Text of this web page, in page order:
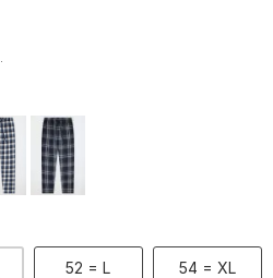
52 = L 54 = XL